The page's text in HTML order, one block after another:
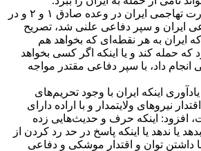
وی با اشاره به اینکه قدرت تهاجمی ایران در وعده صادق ۱ و ۲ و در
ایران و سپر دفاعی علنی شد، تصریح
ایران به هر نقطه‌ای که بخواهد هم
که حمله کند و یا اینکه اگر کسی بخواهد
داد، با سپر دفاعی مقتدر مواجه
اینکه ایران با وجود تحریم‌های
نیروهای ولایتمدار و با اراده دارای
افزود: اینکه حرف و حدیث‌هایی زده
یا ندهد یا اینکه پاسخ در حد رد کردن از
داشتن توان و اقتدار موشکی و دفاعی